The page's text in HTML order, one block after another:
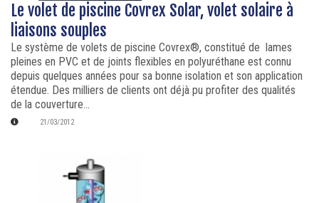
Le volet de piscine Covrex Solar, volet solaire à
liaisons souples
Le système de volets de piscine Covrex®, constitué de lames
pleines en PVC et de joints flexibles en polyuréthane est connu
depuis quelques années pour sa bonne isolation et son application
étendue. Des milliers de clients ont déjà pu profiter des qualités
de la couverture...
21/03/2012